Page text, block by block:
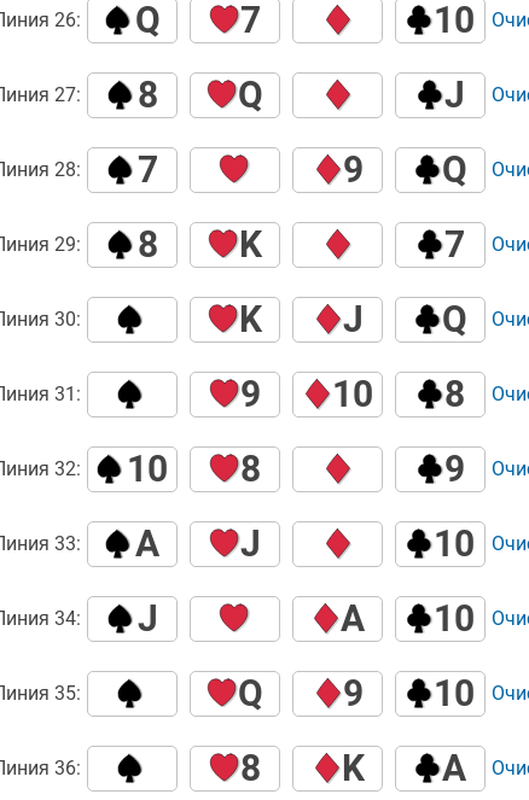
26: Q 7 10
27: 8 Q J
28: 7 9 Q
29: 8 K 7
30: K J Q
31: 9 10 8
32: 10 8 9
33: A J 10
34: J A 10
35: Q 9 10
36: 8 K A